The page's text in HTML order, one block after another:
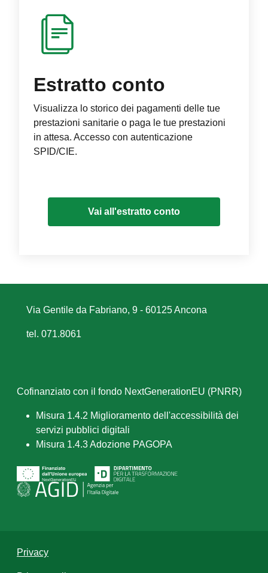
Estratto conto
Visualizza lo storico dei pagamenti delle tue
prestazioni sanitarie o paga le tue prestazioni
in attesa. Accesso con autenticazione
SPID/CIE.
Vai all'estratto conto
Via Gentile da Fabriano, 9 - 60125 Ancona
tel. 071.8061
Cofinanziato con il fondo NextGenerationEU (PNRR)
Misura 1.4.2 Miglioramento dell'accessibilità dei
servizi pubblici digitali
Misura 1.4.3 Adozione PAGOPA
Privacy